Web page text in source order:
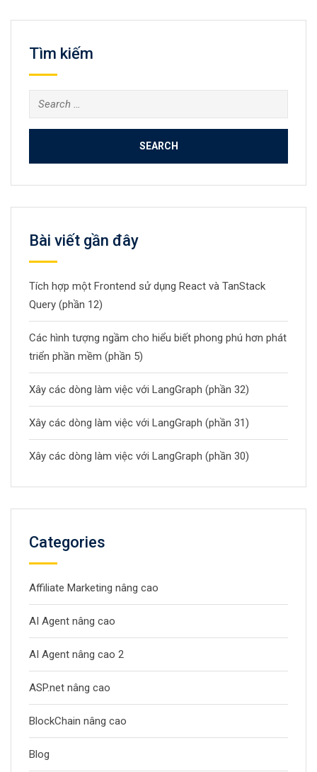
Tìm kiếm
Search
for:
Bài viết gần đây
Tích hợp một Frontend sử dụng React và TanStack
Query (phần 12)
Các hình tượng ngầm cho hiểu biết phong phú hơn phát
triển phần mềm (phần 5)
Xây các dòng làm việc với LangGraph (phần 32)
Xây các dòng làm việc với LangGraph (phần 31)
Xây các dòng làm việc với LangGraph (phần 30)
Categories
Affiliate Marketing nâng cao
AI Agent nâng cao
AI Agent nâng cao 2
ASP.net nâng cao
BlockChain nâng cao
Blog